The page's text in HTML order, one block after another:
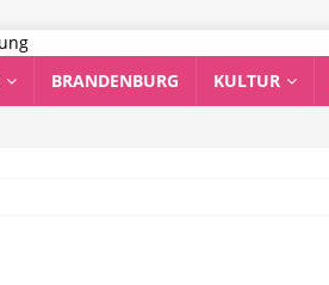
BRANDENBURG KULTUR